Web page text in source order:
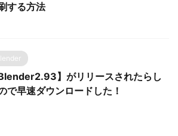
する方法
Blender2.93】がリリースされたらし
で早速ダウンロードした！